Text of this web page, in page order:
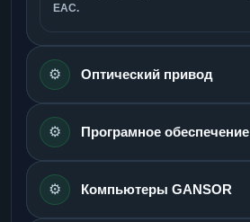
ЕАС.
⚙️ Оптический привод
⚙️ Програмное обеспечение
⚙️ Компьютеры GANSOR